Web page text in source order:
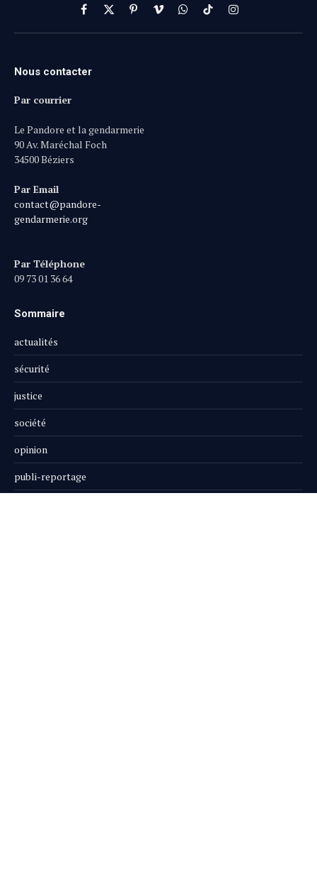
Facebook
X
(Twitter)
PinterestVimeoWhatsApp
TikTokInstagram
Nous contacter
Par courrier
Le Pandore et la gendarmerie
90 Av. Maréchal Foch
34500 Béziers
Par Email
contact@pandore-
gendarmerie.org
Par Téléphone
09 73 01 36 64
Sommaire
actualités
sécurité
justice
société
opinion
publi-reportage